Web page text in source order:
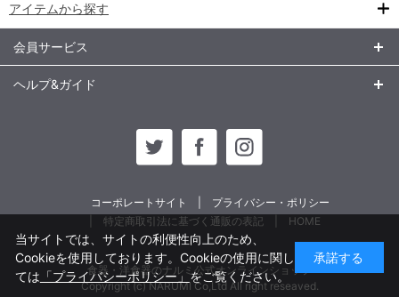
アイテムから探す
会員サービス
ヘルプ&ガイド
コーポレートサイト
プライバシー・ポリシー
特定商取引法に基づく通販の表記
HOME
食器・洋食器のナルミ公式オンラインショップ
Copyright (c) NARUMI Co,Ltd All right reseaved.
当サイトでは、サイトの利便性向上のため、
Cookieを使用しております。Cookieの使用に関し
ては 「プライバシーポリシー」をご覧ください。
承諾する